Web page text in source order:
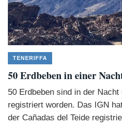
TENERIFFA
50 Erdbeben in einer
50 Erdbeben sind in der Nacht
registriert worden. Das IGN
der Cañadas del Teide